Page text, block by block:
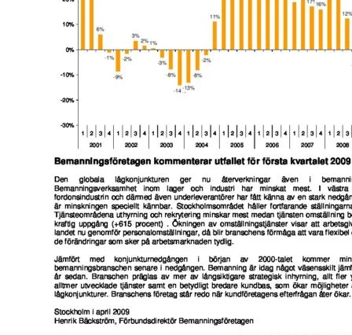
Webbutik
Mina sidor
Bli medlem
Logga in på Arbetsgivarguiden
Sök på kompetensforetagen.se
In english